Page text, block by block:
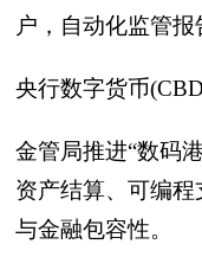
户，自动化监管报
央行数字货币
金管局推进“数码
资产结算、可编
与金融包容性。